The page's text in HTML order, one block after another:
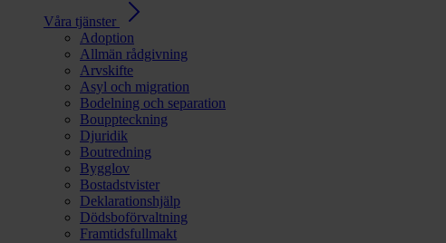
Våra tjänster
Adoption
Allmän rådgivning
Arvskifte
Asyl och migration
Bodelning och separation
Bouppteckning
Djuridik
Boutredning
Bygglov
Bostadstvister
Deklarationshjälp
Dödsboförvaltning
Framtidsfullmakt